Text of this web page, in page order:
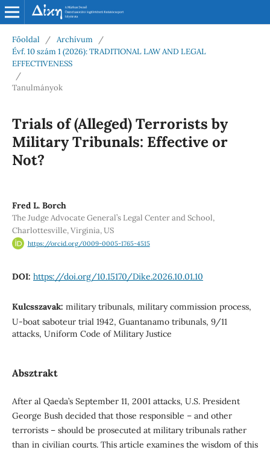
Főoldal / Archívum
/
Évf. 10 szám 1 (2026): TRADITIONAL LAW AND LEGAL
EFFECTIVENESS
/
Tanulmányok
Trials of (Alleged) Terrorists by
Military Tribunals: Effective or
Not?
Fred L. Borch
The Judge Advocate General’s Legal Center and School,
Charlottesville, Virginia, US
https://orcid.org/0009-0005-1765-4515
DOI: https://doi.org/10.15170/Dike.2026.10.01.10
Kulcsszavak: military tribunals, military commission process,
U-boat saboteur trial 1942, Guantanamo tribunals, 9/11
attacks, Uniform Code of Military Justice
Absztrakt
After al Qaeda’s September 11, 2001 attacks, U.S. President
George Bush decided that those responsible – and other
terrorists – should be prosecuted at military tribunals rather
than in civilian courts. This article examines the wisdom of this